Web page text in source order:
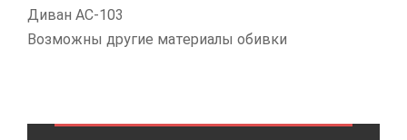
Диван АС-103
Возможны другие материалы обивки